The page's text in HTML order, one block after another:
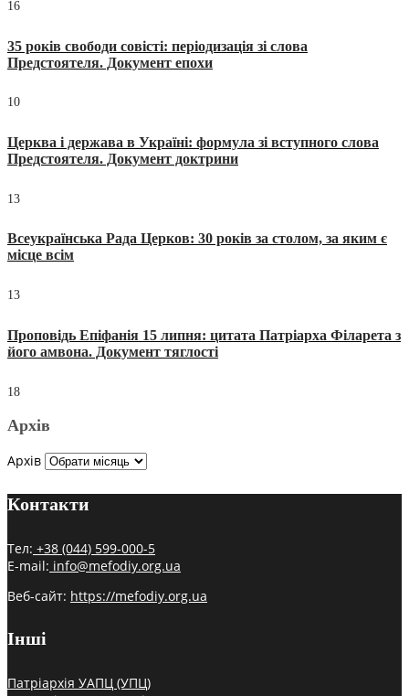
16
35 років свободи совісті: періодизація зі слова
Предстоятеля. Документ епохи
10
Церква і держава в Україні: формула зі вступного слова
Предстоятеля. Документ доктрини
13
Всеукраїнська Рада Церков: 30 років за столом, за яким є
місце всім
13
Проповідь Епіфанія 15 липня: цитата Патріарха Філарета з
його амвона. Документ тяглості
18
Архів
Архів
Контакти
Тел: +38 (044) 599-000-5
E-mail: info@mefodiy.org.ua
Веб-сайт: https://mefodiy.org.ua
Інші
Патріархія УАПЦ (УПЦ)